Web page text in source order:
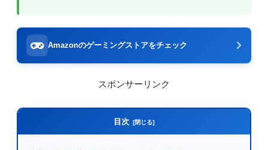
Amazonのゲーミングストアをチェック
スポンサーリンク
目次